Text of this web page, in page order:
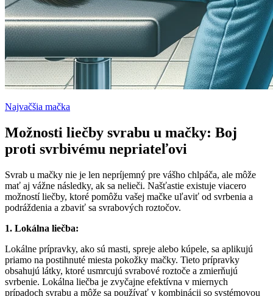
Najvačšia mačka
Možnosti liečby svrabu u mačky: Boj
proti svrbivému nepriateľovi
Svrab u mačky nie je len nepríjemný pre vášho chlpáča, ale môže
mať aj vážne následky, ak sa nelieči. Našťastie existuje viacero
možností liečby, ktoré pomôžu vašej mačke uľaviť od svrbenia a
podráždenia a zbaviť sa svrabových roztočov.
1. Lokálna liečba:
Lokálne prípravky, ako sú masti, spreje alebo kúpele, sa aplikujú
priamo na postihnuté miesta pokožky mačky. Tieto prípravky
obsahujú látky, ktoré usmrcujú svrabové roztoče a zmierňujú
svrbenie. Lokálna liečba je zvyčajne efektívna v miernych
prípadoch svrabu a môže sa používať v kombinácii so systémovou